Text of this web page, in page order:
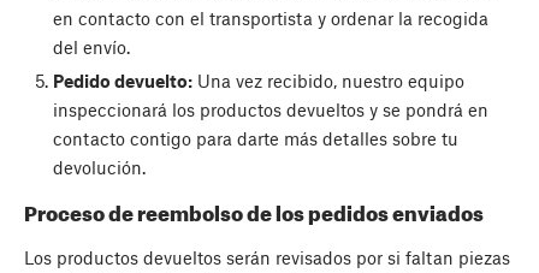
en contacto con el transportista y ordenar la recogida
del envío.
Pedido devuelto:Una vez recibido, nuestro equipo
inspeccionará los productos devueltos y se pondrá en
contacto contigo para darte más detalles sobre tu
devolución.
Proceso de reembolso de los pedidos enviados
Los productos devueltos serán revisados por si faltan piezas